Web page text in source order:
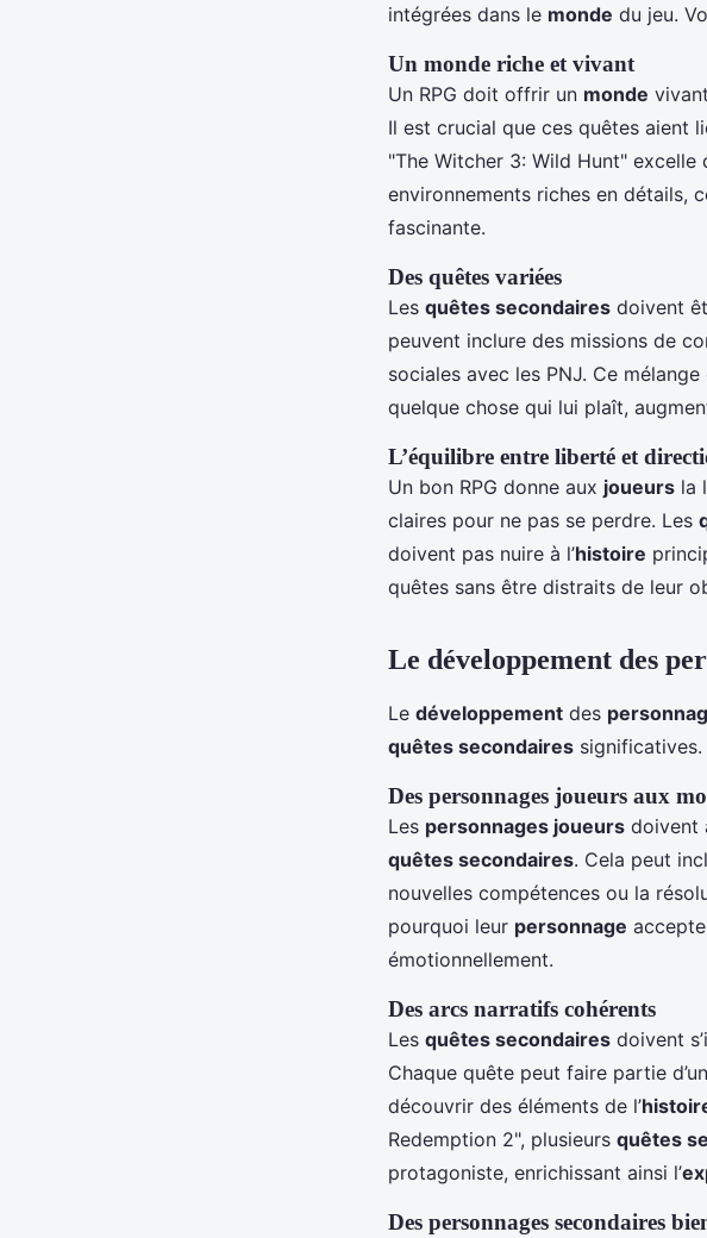
intégrées dans le monde du jeu.
Un monde riche et vivant
Un RPG doit offrir un monde
Il est crucial que ces quêtes aient
"The Witcher 3: Wild Hunt"
environnements riches en détails,
fascinante.
Des quêtes variées
Les quêtes secondaires doivent
peuvent inclure des missions de
sociales avec les PNJ. Ce
quelque chose qui lui plaît,
L’équilibre entre liberté et
Un bon RPG donne aux joueurs la
claires pour ne pas se perdre. Les
doivent pas nuire à l’histoire
quêtes sans être distraits de leur
Le développement des
Le développement des
quêtes secondaires
Des personnages joueurs aux
Les personnages joueurs doivent
quêtes secondaires. Cela peut
nouvelles compétences ou la
pourquoi leur personnage
émotionnellement.
Des arcs narratifs cohérents
Les quêtes secondaires doivent
Chaque quête peut faire partie
découvrir des éléments de l’
Redemption 2", plusieurs quêtes
protagoniste, enrichissant ainsi l’
Des personnages secondaires